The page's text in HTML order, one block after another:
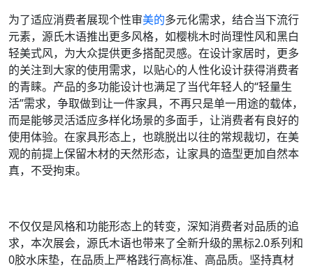
为了适应消费者展现个性审美的多元化需求，结合当下流行
元素，源氏木语推出更多风格，如樱桃木时尚理性风和黑白
轻美式风，为大众提供更多搭配灵感。在设计家居时，更多
的关注到大家的使用需求，以贴心的人性化设计获得消费者
的青睐。产品的多功能设计也满足了当代年轻人的“轻量生
活”需求，争取做到让一件家具，不再只是单一用途的载体，
而是能够灵活适应多样化场景的多面手，让消费者有良好的
使用体验。在家具形态上，也跳脱出以往的常规裁切，在美
观的前提上保留木材的天然形态，让家具的造型更加自然本
真，不受拘束。
不仅仅是风格和功能形态上的转变，深知消费者对品质的追
求，本次展会，源氏木语也带来了全新升级的黑标2.0系列和
0胶水床垫，在品质上严格践行高标准、高品质。坚持真材